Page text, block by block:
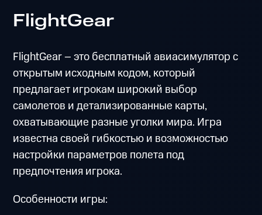
FlightGear
FlightGear – это бесплатный авиасимулятор с
открытым исходным кодом, который
предлагает игрокам широкий выбор
самолетов и детализированные карты,
охватывающие разные уголки мира. Игра
известна своей гибкостью и возможностью
настройки параметров полета под
предпочтения игрока.
Особенности игры: